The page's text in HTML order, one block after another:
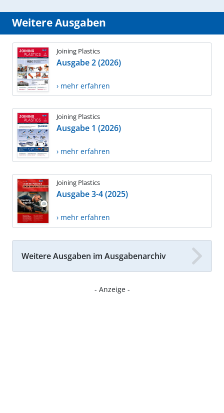
Weitere Ausgaben
Joining Plastics
Ausgabe 2 (2026)
› mehr erfahren
Joining Plastics
Ausgabe 1 (2026)
› mehr erfahren
Joining Plastics
Ausgabe 3-4 (2025)
› mehr erfahren
Weitere Ausgaben im Ausgabenarchiv
- Anzeige -